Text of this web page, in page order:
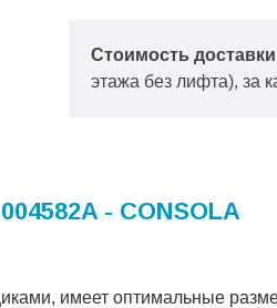
Стоимость
этажа без лифта), за
- CONSOLA
имеет оптимальные